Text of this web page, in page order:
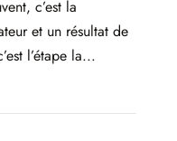
c’est la
et un résultat de
l’étape la...